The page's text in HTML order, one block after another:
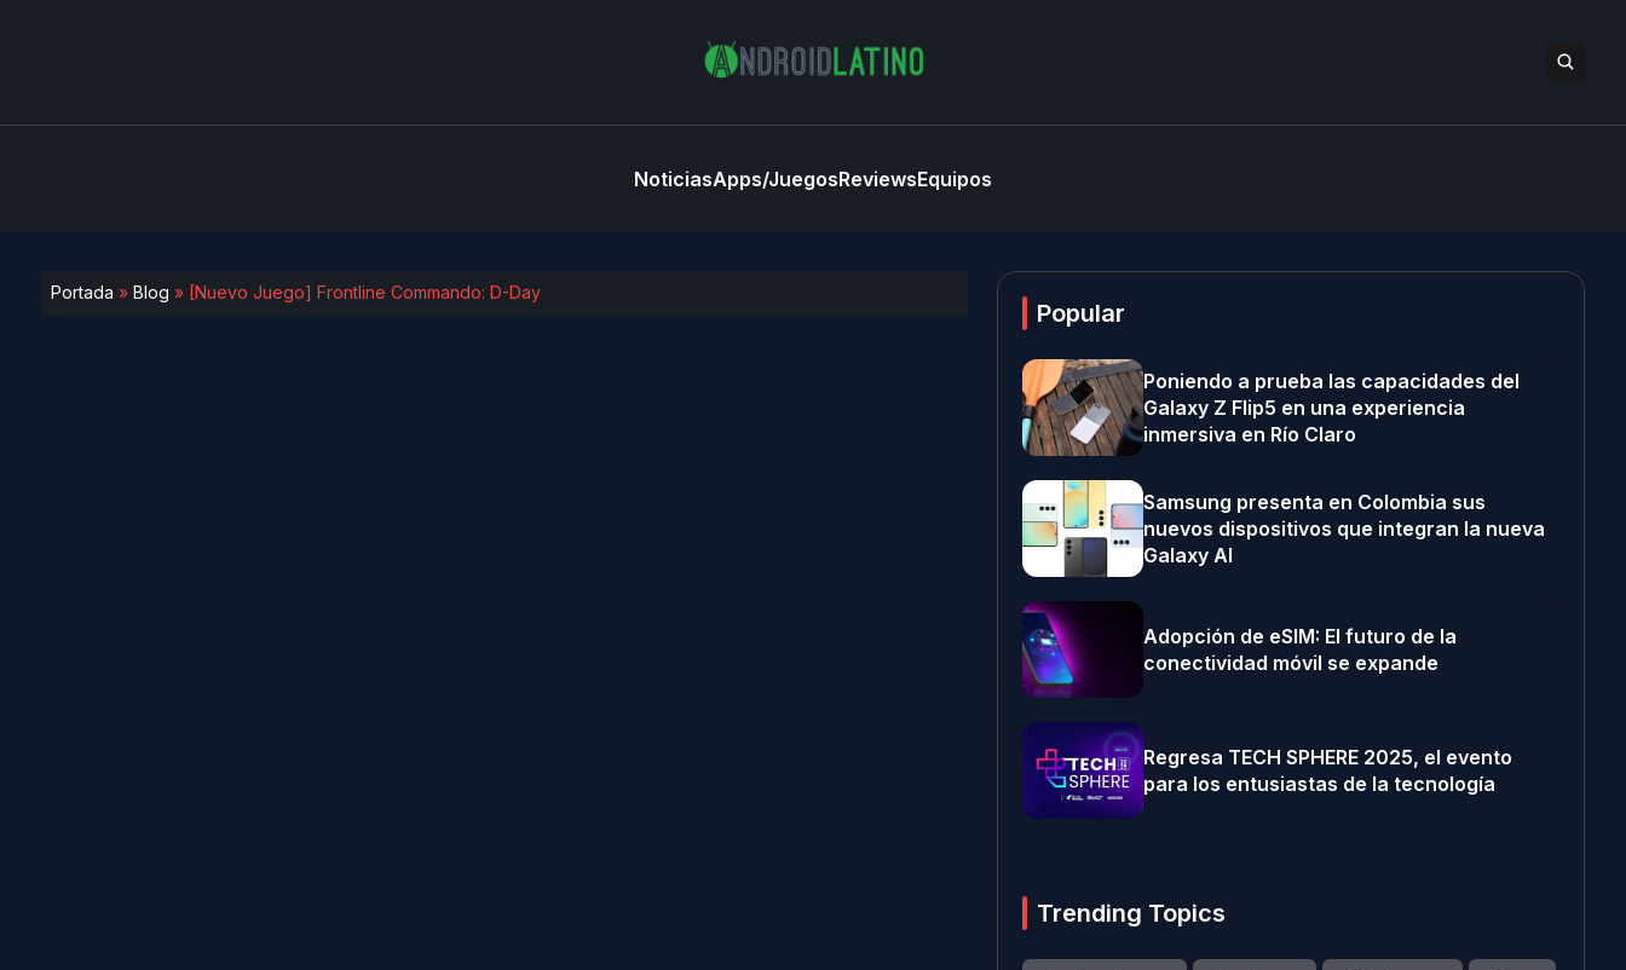
NoticiasApps/JuegosReviewsEquipos
Portada » Blog » [Nuevo Juego] Frontline Commando: D-Day
Popular
Poniendo a prueba las capacidades del
Galaxy Z Flip5 en una experiencia
inmersiva en Río Claro
Samsung presenta en Colombia sus
nuevos dispositivos que integran la nueva
Galaxy AI
Adopción de eSIM: El futuro de la
conectividad móvil se expande
Regresa TECH SPHERE 2025, el evento
para los entusiastas de la tecnología
Trending Topics